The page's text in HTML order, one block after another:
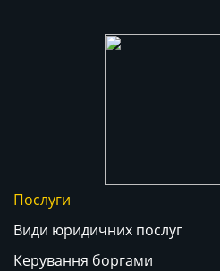
Послуги
Види юридичних послуг
Керування боргами